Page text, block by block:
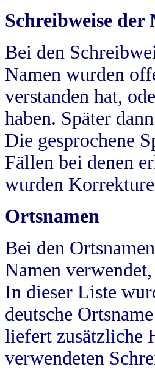
Schreibweise der
Bei den
Namen wurden
verstanden hat,
haben. Später
Die gesprochene
Fällen bei denen
wurden
Ortsnamen
Bei den
Namen
In dieser Liste
deutsche
liefert zusätzliche
verwendeten